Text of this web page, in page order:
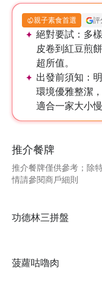
親子素食首選 評
絕對要試： 多
皮卷到紅豆煎
超所值。
出發前須知：
環境優雅整潔
適合一家大小慢
推介餐牌
推介餐牌僅供參考；除
情請參閱商戶細則
功德林三拼盤
菠蘿咕嚕肉